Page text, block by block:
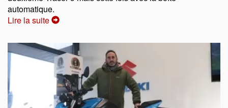
automatique.
Lire la suite